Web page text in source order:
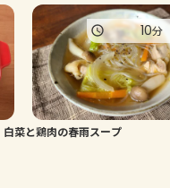
白菜と鶏肉の春雨スープ
10分